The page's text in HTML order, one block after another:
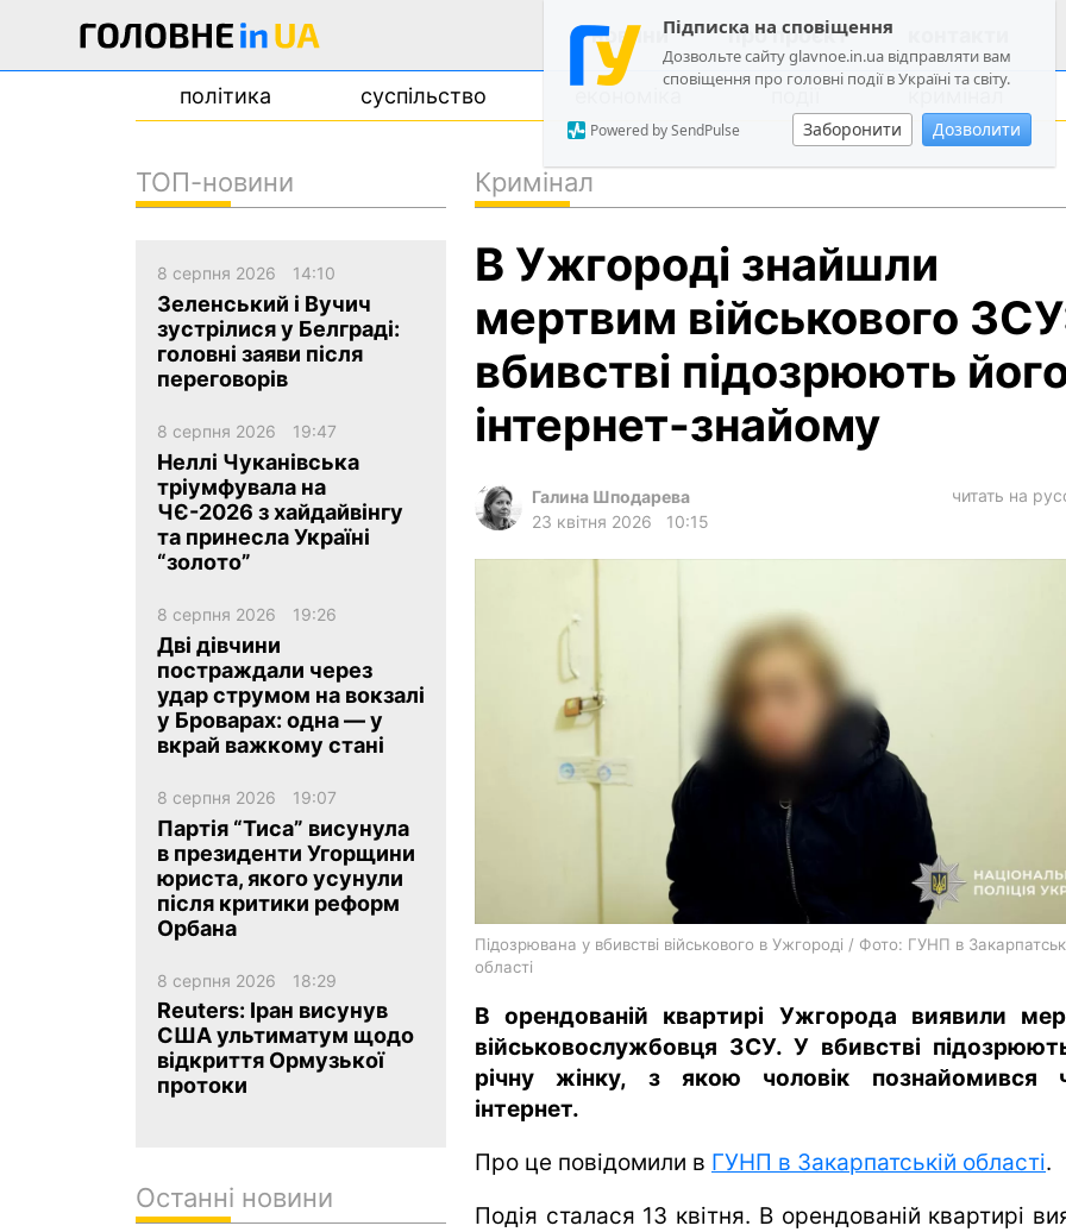
Підписка на сповіщення
Дозвольте сайту glavnoe.in.ua відправляти вам
сповіщення про головні події в Україні та світу.
Заборонити Дозволити
Powered by SendPulse
новини про проєкт
політика суспільство кримінал
політика
суспільство
події
кримінал
техно
gambling
en
Кримінал
В Ужгороді знайшли
мертвим військового
вбивстві підозрюють
інтернет-знайому
Галина Шподарева
23 квітня 2026
10:15
читать на
Підозрювана у вбивстві військового в Ужгороді / Фото: ГУНП в
області
В орендованій квартирі Ужгорода виявили
військовослужбовця ЗСУ. У вбивстві
річну жінку, з якою чоловік познайомився
інтернет.
Про це повідомили в ГУНП в Закарпатській області.
Подія сталася 13 квітня. В орендованій квартирі
ТОП-новини
8 серпня 2026 14:10
Зеленський і Вучич
зустрілися у Белграді:
головні заяви після
переговорів
8 серпня 2026 19:47
Неллі Чуканівська
тріумфувала на
ЧЄ-2026 з хайдайвінгу
та принесла Україні
“золото”
8 серпня 2026 19:26
Дві дівчини
постраждали через
удар струмом на вокзалі
у Броварах: одна — у
вкрай важкому стані
8 серпня 2026 19:07
Партія “Тиса” висунула
в президенти Угорщини
юриста, якого усунули
після критики реформ
Орбана
8 серпня 2026 18:29
Reuters: Іран висунув
США ультиматум щодо
відкриття Ормузької
протоки
Останні новини